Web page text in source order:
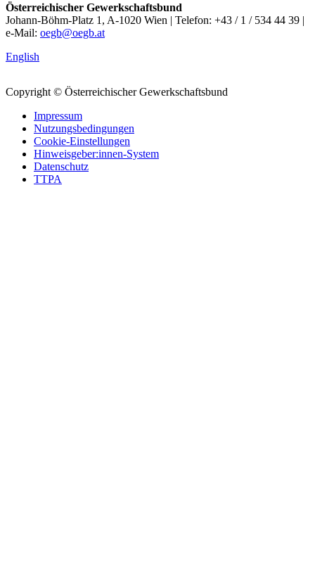
Österreichischer Gewerkschaftsbund
Johann-Böhm-Platz 1, A-1020 Wien | Telefon: +43 / 1 / 534 44 39 |
e-Mail: oegb@oegb.at
English
Copyright © Österreichischer Gewerkschaftsbund
Impressum
Nutzungsbedingungen
Cookie-Einstellungen
Hinweisgeber:innen-System
Datenschutz
TTPA